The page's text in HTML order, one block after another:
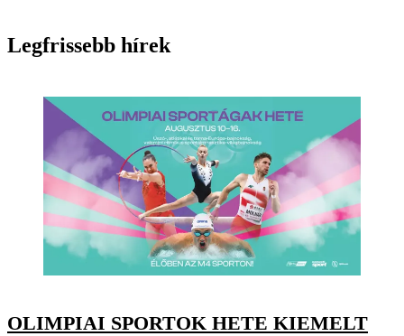
Legfrissebb hírek
OLIMPIAI SPORTOK HETE KIEMELT